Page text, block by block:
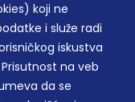
koji ne
i služe radi
iskustva
na veb
da se
DOO BEOGRAD
MB: 20337524
PDV je uračunat u
u opisu proizvoda,